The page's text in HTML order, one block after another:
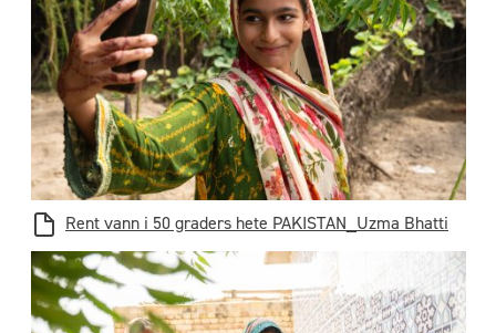
Rent vann i 50 graders hete PAKISTAN_Uzma Bhatti